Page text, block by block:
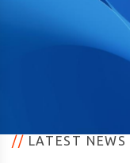
// LATEST NEWS